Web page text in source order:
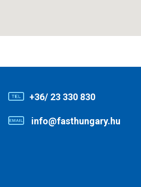
+36/ 23 330 830
info@fasthungary.hu